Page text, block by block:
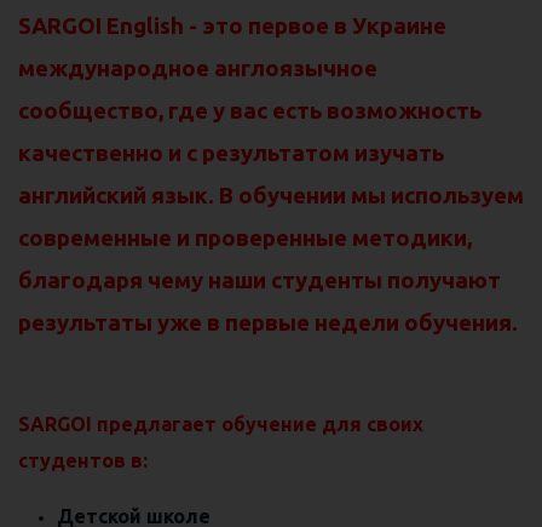
SARGOI English - это первое в Украине
международное англоязычное
сообщество, где у вас есть возможность
качественно и с результатом изучать
английский язык. В обучении мы используем
современные и проверенные методики,
благодаря чему наши студенты получают
результаты уже в первые недели обучения.
SARGOI предлагает обучение для своих
студентов в:
Детской школе